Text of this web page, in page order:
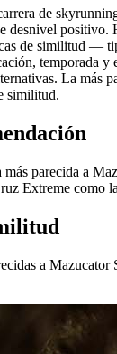
de
desnivel positivo.
de similitud —
temporada y
La más
similitud.
más parecida a
Extreme como
a Mazucator